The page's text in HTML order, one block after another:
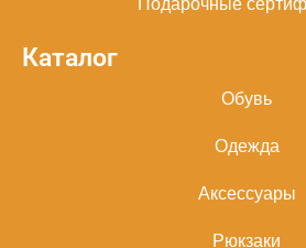
Каталог
Обувь
Одежда
Аксессуары
Рюкзаки